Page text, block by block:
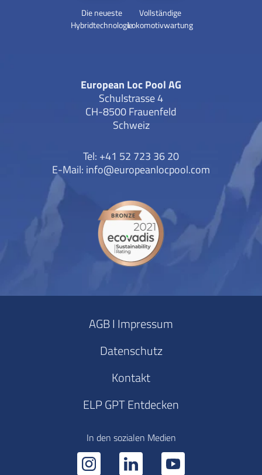
Die neueste
Hybridtechnologie
Vollständige
Lokomotivwartung
European Loc Pool AG
Schulstrasse 4
CH-8500 Frauenfeld
Schweiz
Tel: +41 52 723 36 20
E-Mail: info@europeanlocpool.com
AGB I Impressum
Datenschutz
Kontakt
ELP GPT Entdecken
In den sozialen Medien